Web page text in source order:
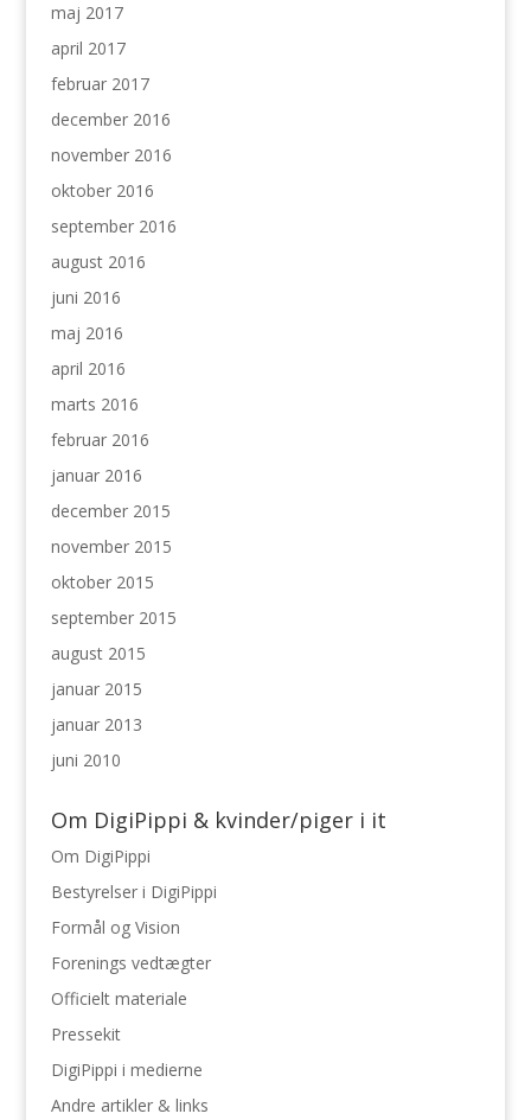
maj 2017
april 2017
februar 2017
december 2016
november 2016
oktober 2016
september 2016
august 2016
juni 2016
maj 2016
april 2016
marts 2016
februar 2016
januar 2016
december 2015
november 2015
oktober 2015
september 2015
august 2015
januar 2015
januar 2013
juni 2010
Om DigiPippi & kvinder/piger i it
Om DigiPippi
Bestyrelser i DigiPippi
Formål og Vision
Forenings vedtægter
Officielt materiale
Pressekit
DigiPippi i medierne
Andre artikler & links